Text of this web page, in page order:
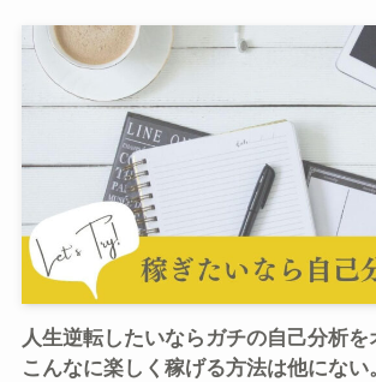
人生逆転したいならガチの自己分析を
こんなに楽しく稼げる方法は他にない